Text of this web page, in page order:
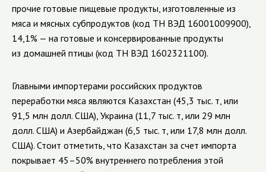
прочие готовые пищевые продукты, изготовленные из
мяса и мясных субпродуктов (код ТН ВЭД 16001009900),
14,1% — на готовые и консервированные продукты
из домашней птицы (код ТН ВЭД 1602321100).
Главными импортерами российских продуктов
переработки мяса являются Казахстан (45,3 тыс. т, или
91,5 млн долл. США), Украина (11,7 тыс. т, или 29 млн
долл. США) и Азербайджан (6,5 тыс. т, или 17,8 млн долл.
США). Стоит отметить, что Казахстан за счет импорта
покрывает 45–50% внутреннего потребления этой